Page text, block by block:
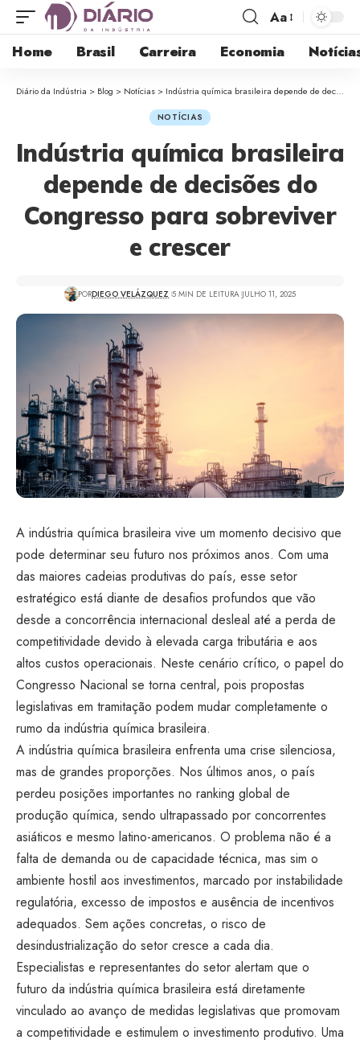
Aa
Home Brasil Carreira Economia
Diário da Indústria > Blog > Notícias > Indústria química brasileira depende de decisões do Congresso para sobreviver e crescer
NOTÍCIAS
Indústria química brasileira
depende de decisões do
Congresso para sobreviver
e crescer
PORDIEGO VELÁZQUEZ 5 MIN DE LEITURA JULHO 11, 2025
A indústria química brasileira vive um momento decisivo que
pode determinar seu futuro nos próximos anos. Com uma
das maiores cadeias produtivas do país, esse setor
estratégico está diante de desafios profundos que vão
desde a concorrência internacional desleal até a perda de
competitividade devido à elevada carga tributária e aos
altos custos operacionais. Neste cenário crítico, o papel do
Congresso Nacional se torna central, pois propostas
legislativas em tramitação podem mudar completamente o
rumo da indústria química brasileira.
A indústria química brasileira enfrenta uma crise silenciosa,
mas de grandes proporções. Nos últimos anos, o país
perdeu posições importantes no ranking global de
produção química, sendo ultrapassado por concorrentes
asiáticos e mesmo latino-americanos. O problema não é a
falta de demanda ou de capacidade técnica, mas sim o
ambiente hostil aos investimentos, marcado por instabilidade
regulatória, excesso de impostos e ausência de incentivos
adequados. Sem ações concretas, o risco de
desindustrialização do setor cresce a cada dia.
Especialistas e representantes do setor alertam que o
futuro da indústria química brasileira está diretamente
vinculado ao avanço de medidas legislativas que promovam
a competitividade e estimulem o investimento produtivo. Uma